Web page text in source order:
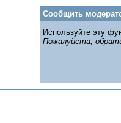
Сообщить
Используйте эту
Пожалуйста,